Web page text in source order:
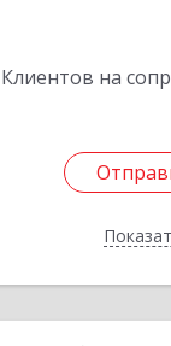
Клиентов на